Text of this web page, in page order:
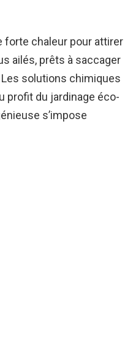
forte chaleur pour attirer
ailés, prêts à saccager
solutions chimiques
profit du jardinage éco-
s’impose